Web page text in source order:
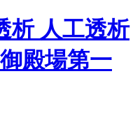
析 人工透析
殿場第一